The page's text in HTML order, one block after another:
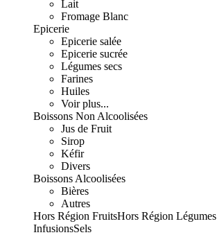
Lait
Fromage Blanc
Epicerie
Epicerie salée
Epicerie sucrée
Légumes secs
Farines
Huiles
Voir plus...
Boissons Non Alcoolisées
Jus de Fruit
Sirop
Kéfir
Divers
Boissons Alcoolisées
Bières
Autres
Hors Région FruitsHors Région Légumes
InfusionsSels